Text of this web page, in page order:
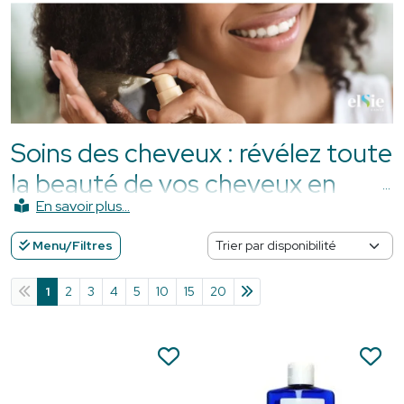
Soins des cheveux : révélez toute
la beauté de vos cheveux en
Martinique
à des conditions qui peuvent fragiliser la fibre capillaire. Le
épreuve et peuvent favoriser la déshydratation, la casse,
les frisottis, les pointes sèches ou encore la perte de
brillance. C'est pourquoi il est essentiel d'adopter une
Menu/Filtres
1 2 3 4 5 10 15 20